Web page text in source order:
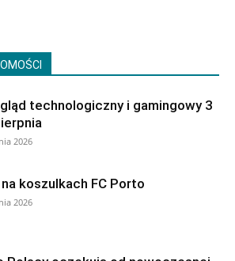
technologiczny i gamingowy 3
2026
koszulkach FC Porto
2026